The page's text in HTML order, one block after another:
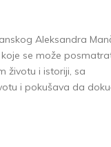
Aleksandra
se može
životu i istoriji, sa
i pokušava da